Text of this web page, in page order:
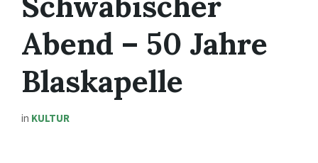
Abend – 50 Jahre
Blaskapelle
in KULTUR